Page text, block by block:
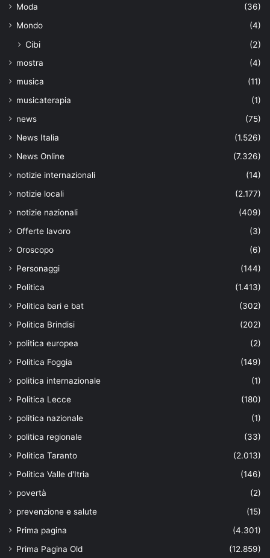
Moda
(36)
Mondo
(4)
Cibi (2)
mostra
(4)
musica
(11)
musicaterapia
(1)
news
(75)
News Italia
(1.526)
News Online
(7.326)
notizie internazionali
(14)
notizie locali
(2.177)
notizie nazionali
(409)
Offerte lavoro
(3)
Oroscopo
(6)
Personaggi
(144)
Politica
(1.413)
Politica bari e bat
(302)
Politica Brindisi
(202)
politica europea
(2)
Politica Foggia
(149)
politica internazionale
(1)
Politica Lecce
(180)
politica nazionale
(1)
politica regionale
(33)
Politica Taranto
(2.013)
Politica Valle d'Itria
(146)
povertà
(2)
prevenzione e salute
(15)
Prima pagina
(4.301)
Prima Pagina Old
(12.859)